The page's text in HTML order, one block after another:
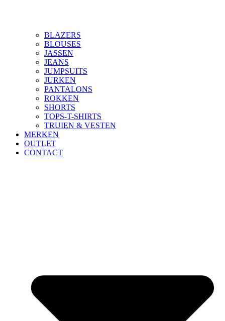
BLAZERS
BLOUSES
JASSEN
JEANS
JUMPSUITS
JURKEN
PANTALONS
ROKKEN
SHORTS
TOPS-T-SHIRTS
TRUIEN & VESTEN
MERKEN
OUTLET
CONTACT